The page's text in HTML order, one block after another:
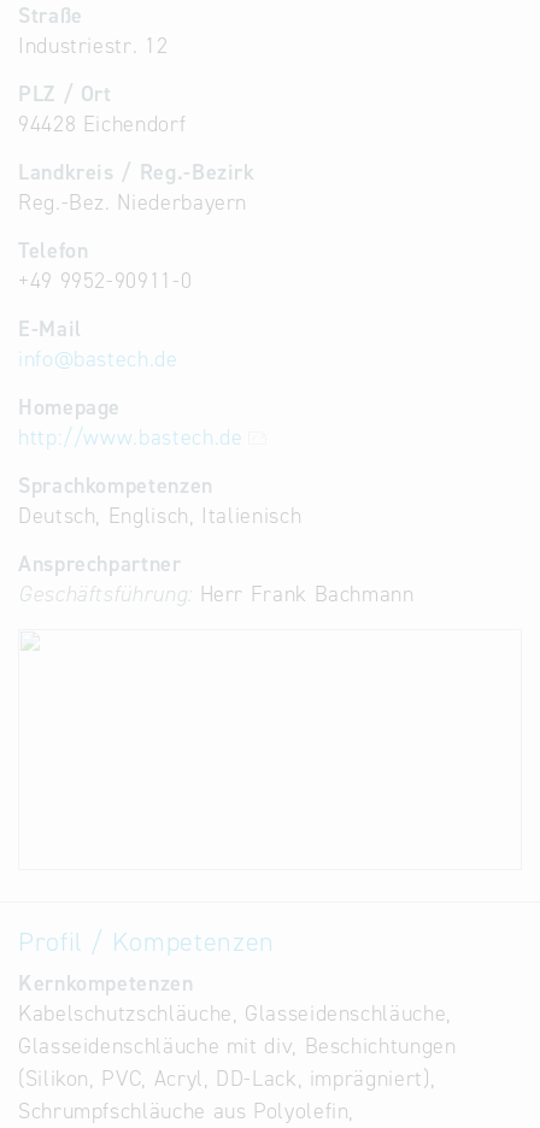
Straße
Industriestr. 12
PLZ / Ort
94428 Eichendorf
Landkreis / Reg.-Bezirk
Reg.-Bez. Niederbayern
Telefon
+49 9952-90911-0
E-Mail
info@bastech.de
Homepage
http://www.bastech.de
Sprachkompetenzen
Deutsch, Englisch, Italienisch
Ansprechpartner
Geschäftsführung: Herr Frank Bachmann
Profil / Kompetenzen
Kernkompetenzen
Kabelschutzschläuche, Glasseidenschläuche,
Glasseidenschläuche mit div, Beschichtungen
(Silikon, PVC, Acryl, DD-Lack, imprägniert),
Schrumpfschläuche aus Polyolefin,